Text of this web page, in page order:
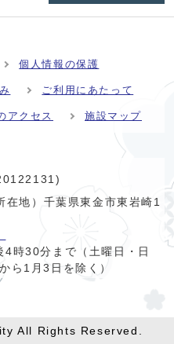
個人情報の保護
ご利用にあたって
アクセス 施設マップ
地）千葉県東金市東岩崎1
4時30分まで（土曜日・日
ら1月3日を除く）
All Rights Reserved.